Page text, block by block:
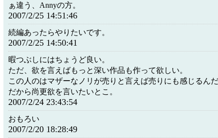
ぁ違う、Annyの方。
2007/2/25 14:51:46
続編あったらやりたいです。
2007/2/25 14:50:41
暇つぶしにはちょうど良い。
ただ、欲を言えばもっと深い作品も作って欲しい。
この人のはマザーなノリが売りと言えば売りにも感じるん
だから尚更欲を言いたいとこ。
2007/2/24 23:43:54
おもろい
2007/2/20 18:28:49